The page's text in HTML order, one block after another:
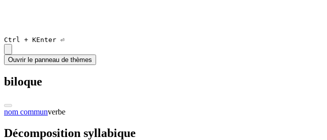
Ctrl + KEnter ⏎
Ouvrir le panneau de thèmes
biloque
nom communverbe
Décomposition syllabique